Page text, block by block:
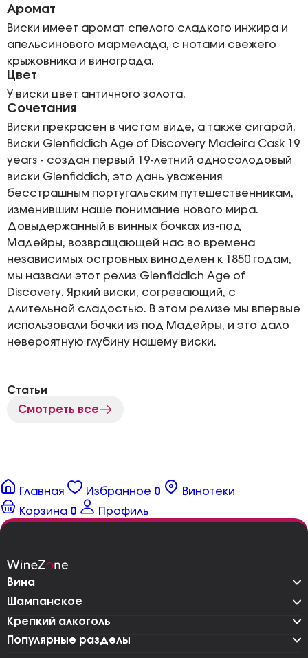
Аромат
Виски имеет аромат спелого сладкого инжира и
апельсинового мармелада, с нотами свежего
крыжовника и винограда.
Цвет
У виски цвет античного золота.
Сочетания
Виски прекрасен в чистом виде, а также сигарой.
Виски Glenfiddich Age of Discovery Madeira Cask 19
years - создан первый 19-летний односолодовый
виски Glenfiddich, это дань уважения
бесстрашным португальским путешественникам,
изменившим наше понимание нового мира.
Довыдержанный в винных бочках из-под
Мадейры, возвращающей нас во времена
независимых островных виноделен к 1850 годам,
мы назвали этот релиз Glenfiddich Age of
Discovery. Яркий виски, согревающий, с
длительной сладостью. В этом релизе мы впервые
использовали бочки из под Мадейры, и это дало
невероятную глубину нашему виски.
Статьи
Смотреть все
Главная Избранное 0
Винотеки
Корзина 0 Профиль
Вина
Шампанское
Крепкий алкоголь
Популярные разделы